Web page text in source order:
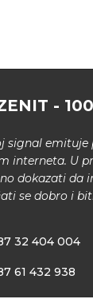
-
signal
interneta. U
dokazati da
se dobro i
32 404 004
61 432 938